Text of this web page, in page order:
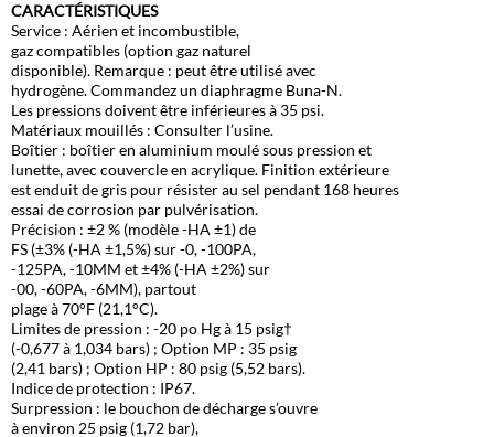
CARACTÉRISTIQUES
Service : Aérien et incombustible,
gaz compatibles (option gaz naturel
disponible). Remarque : peut être utilisé avec
hydrogène. Commandez un diaphragme Buna-N.
Les pressions doivent être inférieures à 35 psi.
Matériaux mouillés : Consulter l’usine.
Boîtier : boîtier en aluminium moulé sous pression et
lunette, avec couvercle en acrylique. Finition extérieure
est enduit de gris pour résister au sel pendant 168 heures
essai de corrosion par pulvérisation.
Précision : ±2 % (modèle -HA ±1) de
FS (±3% (-HA ±1,5%) sur -0, -100PA,
-125PA, -10MM et ±4% (-HA ±2%) sur
-00, -60PA, -6MM), partout
plage à 70°F (21,1°C).
Limites de pression : -20 po Hg à 15 psig†
(-0,677 à 1,034 bars) ; Option MP : 35 psig
(2,41 bars) ; Option HP : 80 psig (5,52 bars).
Indice de protection : IP67.
Surpression : le bouchon de décharge s’ouvre
à environ 25 psig (1,72 bar),